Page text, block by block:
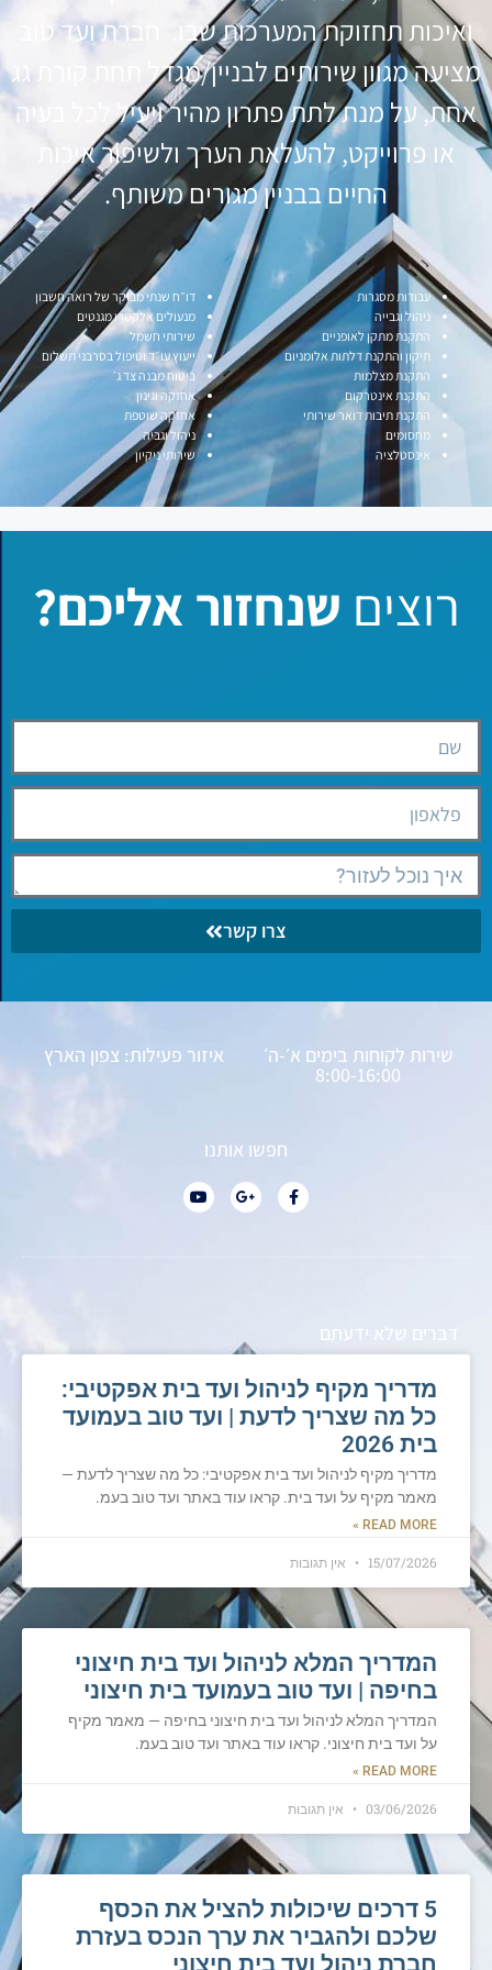
ואיכות תחזוקת המערכות שבו. חברת ועד טוב
מציעה מגוון שירותים לבניין/מגדל תחת קורת גג
אחת, על מנת לתת פתרון מהיר ויעיל לכל בעיה
או פרוייקט, להעלאת הערך ולשיפור איכות
החיים בבניין מגורים משותף.
עבודות מסגרות
ניהול וגבייה
התקנת מתקן לאופניים
תיקון והתקנת דלתות אלומניום
התקנת מצלמות
התקנת אינטרקום
התקנת תיבות דואר שירותי
מחסומים
אינסטלציה
דו״ח שנתי מבוקר של רואה חשבון
מנעולים אלקטרו מגנטים
שירותי חשמל
ייעוץ עו״ד וטיפול בסרבני תשלום
ביטוח מבנה צד ג׳
אחזקה וגינון
אחזקה שוטפת
ניהול וגביה
שירותי ניקיון
רוצים שנחזור אליכם?
צרו קשר
שירות לקוחות בימים א׳-ה׳
8:00-16:00
איזור פעילות: צפון הארץ
חפשו אותנו
דברים שלא ידעתם
מדריך מקיף לניהול ועד בית אפקטיבי:
כל מה שצריך לדעת | ועד טוב בעמועד
בית 2026
מדריך מקיף לניהול ועד בית אפקטיבי: כל מה שצריך לדעת —
מאמר מקיף על ועד בית. קראו עוד באתר ועד טוב בעמ.
READ MORE »
15/07/2026 אין תגובות
המדריך המלא לניהול ועד בית חיצוני
בחיפה | ועד טוב בעמועד בית חיצוני
המדריך המלא לניהול ועד בית חיצוני בחיפה — מאמר מקיף
על ועד בית חיצוני. קראו עוד באתר ועד טוב בעמ.
READ MORE »
03/06/2026 אין תגובות
5 דרכים שיכולות להציל את הכסף
שלכם ולהגביר את ערך הנכס בעזרת
חברת ניהול ועד בית חיצוני